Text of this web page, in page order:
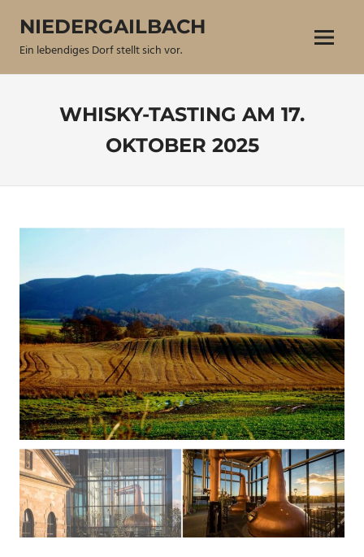
Inhalt
springen
NIEDERGAILBACH
Ein lebendiges Dorf stellt sich vor. Menü
WHISKY-TASTING AM 17.
OKTOBER 2025